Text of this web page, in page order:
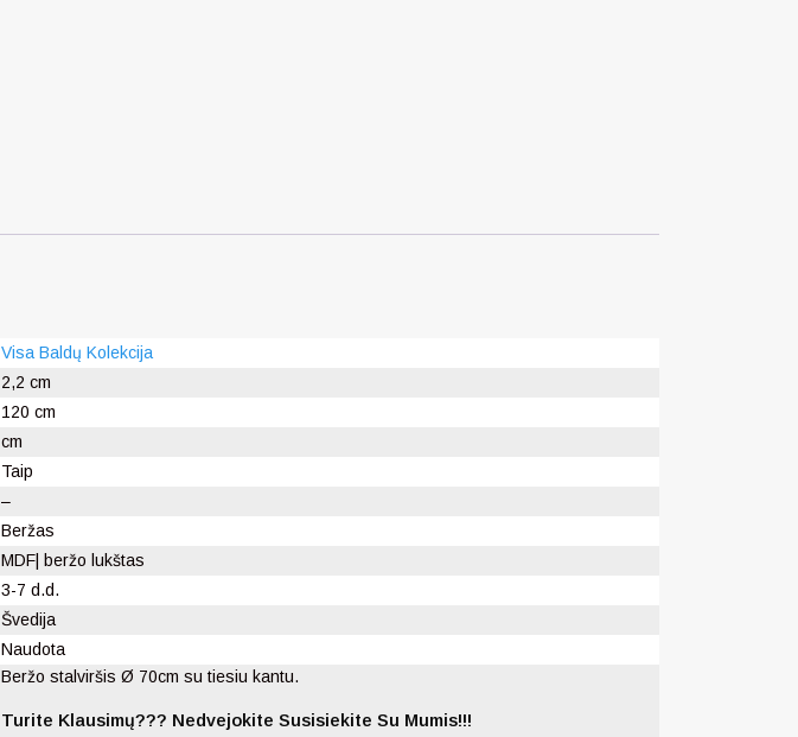
Visa Baldų Kolekcija
2,2 cm
120 cm
cm
Taip
–
Beržas
MDF| beržo lukštas
3-7 d.d.
Švedija
Naudota
Beržo stalviršis Ø 70cm su tiesiu kantu.
Turite Klausimų??? Nedvejokite Susisiekite Su Mumis!!!